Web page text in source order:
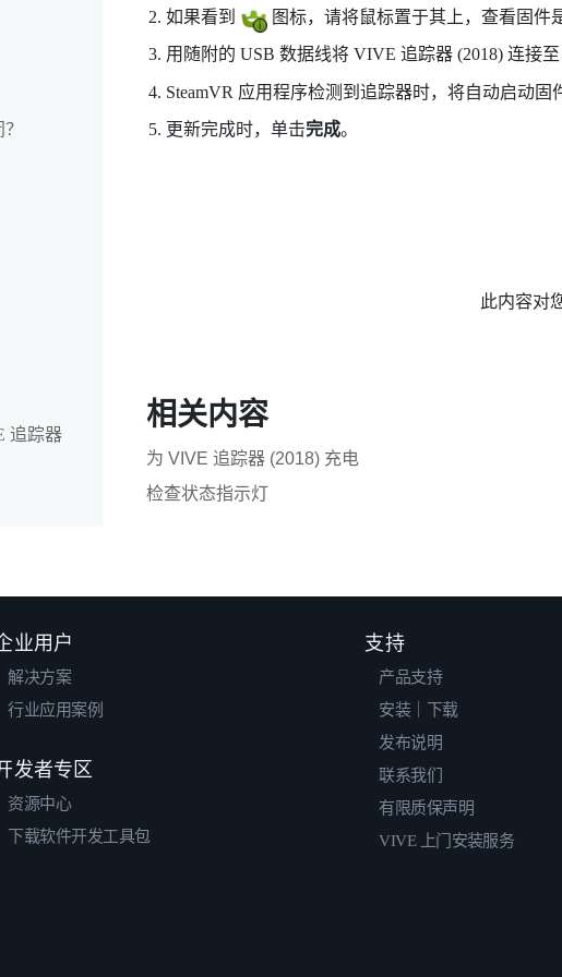
追踪器
如果看到 图标，请将鼠标置于其上，查看固件
用随附的 USB 数据线将 VIVE 追踪器 (2018)连接至
SteamVR 应用程序检测到追踪器时，将自动启动固
更新完成时，单击完成。
此内容对
相关内容
为 VIVE 追踪器 (2018) 充电
检查状态指示灯
业用户
解决方案
行业应用案例
发者专区
资源中心
下载软件开发工具包
支持
产品支持
安装｜下载
发布说明
联系我们
有限质保声明
VIVE 上门安装服务